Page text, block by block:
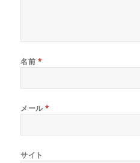
名前 *
メール*
サイト